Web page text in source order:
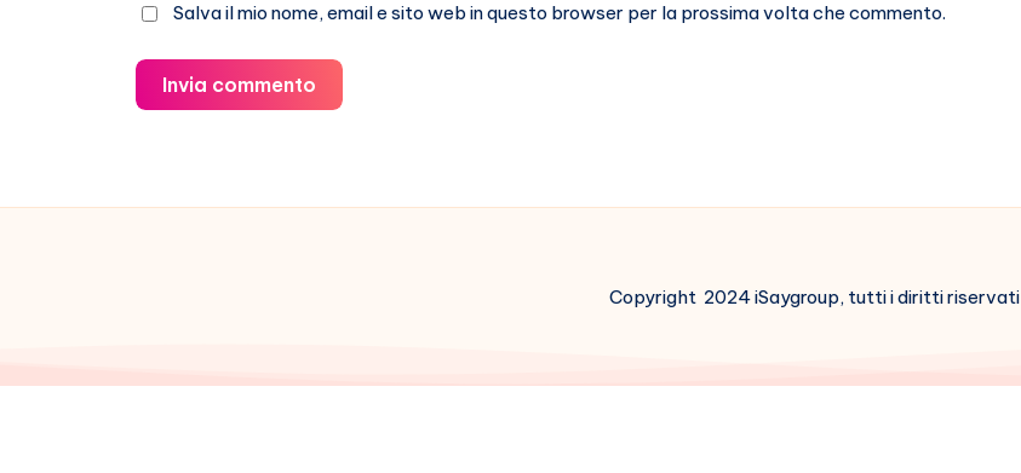
Salva il mio nome, email e sito web in questo browser per la prossima volta che commento.
Invia commento
Copyright 2024 iSaygroup, tutti i diritti riservati